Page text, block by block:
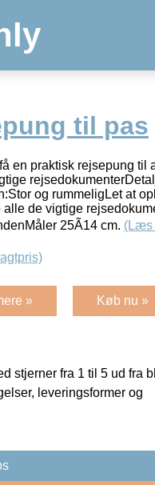
til pas
en praktisk rejsepung til
og rummeligLet at
alle de vigtige
25Ã14 cm. (Læs
» Køb nu »
stjerner fra 1 til 5 ud fra
leveringsformer og